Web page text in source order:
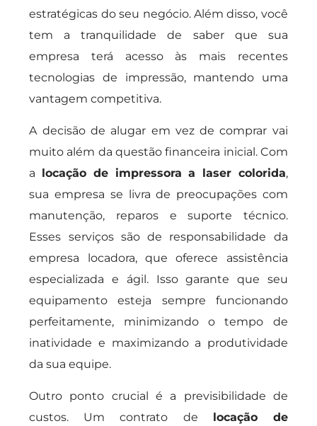
estratégicas do seu negócio. Além disso, você
tem a tranquilidade de saber que sua
empresa terá acesso às mais recentes
tecnologias de impressão, mantendo uma
vantagem competitiva.
A decisão de alugar em vez de comprar vai
muito além da questão financeira inicial. Com
a locação de impressora a laser colorida,
sua empresa se livra de preocupações com
manutenção, reparos e suporte técnico.
Esses serviços são de responsabilidade da
empresa locadora, que oferece assistência
especializada e ágil. Isso garante que seu
equipamento esteja sempre funcionando
perfeitamente, minimizando o tempo de
inatividade e maximizando a produtividade
da sua equipe.
Outro ponto crucial é a previsibilidade de
custos. Um contrato de locação de